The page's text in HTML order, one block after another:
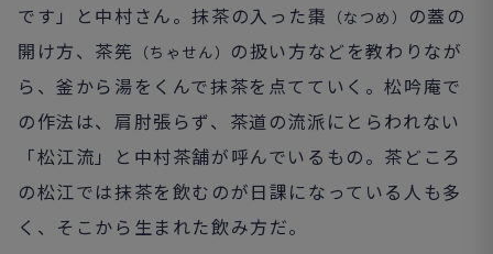
です」と中村さん。抹茶の入った棗
（なつめ）
の蓋の
開け方、茶筅
（ちゃせん） の扱い方などを教わりなが
ら、釜から湯をくんで抹茶を点てていく。松吟庵で
の作法は、肩肘張らず、茶道の流派にとらわれない
「松江流」と中村茶舗が呼んでいるもの。茶どころ
の松江では抹茶を飲むのが日課になっている人も多
く、そこから生まれた飲み方だ。